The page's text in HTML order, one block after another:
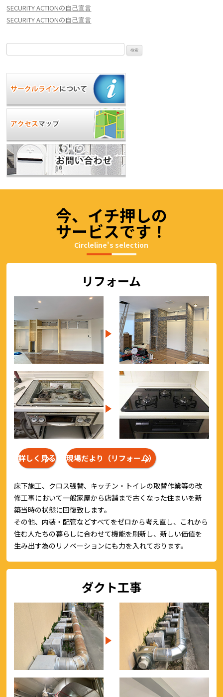
SECURITY ACTIONの自己宣言
SECURITY ACTIONの自己宣言
索:
今、イチ押しの
サービスです！
Circleline's selection
リフォーム
詳しく見る 現場だより（リフォーム）
床下施工、クロス張替、キッチン・トイレの取替作業等の改
修工事において一般家屋から店舗まで古くなった住まいを新
築当時の状態に回復致します。
その他、内装・配管などすべてをゼロから考え直し、これから
住む人たちの暮らしに合わせて機能を刷新し、新しい価値を
生み出す為のリノベーションにも力を入れております。
ダクト工事